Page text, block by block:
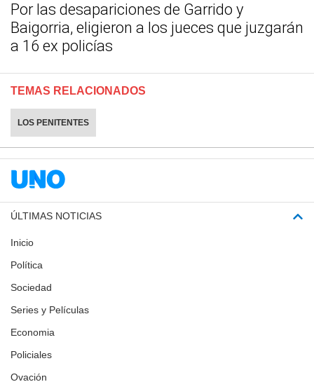
Por las desapariciones de Garrido y
Baigorria, eligieron a los jueces que juzgarán
a 16 ex policías
TEMAS RELACIONADOS
LOS PENITENTES
ÚLTIMAS NOTICIAS
Inicio
Política
Sociedad
Series y Películas
Economia
Policiales
Ovación